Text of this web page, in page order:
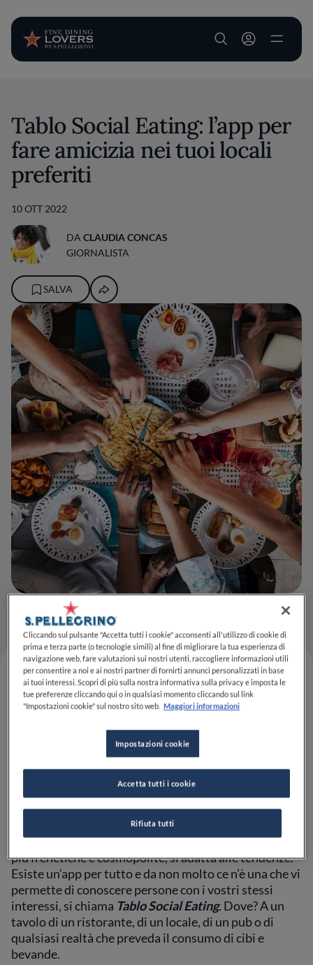
User account
iStockPhoto
Tablo Social Eating: l’app per
fare amicizia nei tuoi locali
preferiti
10 OTT 2022
DA CLAUDIA CONCAS
GIORNALISTA
SALVA
Quella di conoscersi sulle app è una tendenza più
internazionale che italiana, ma bisogna dire che piano
piano anche il nostro Paese, soprattutto nelle città
più frenetiche e cosmopolite, si adatta alle tendenze.
Esiste un’app per tutto e da non molto ce n’è una che vi
permette di conoscere persone con i vostri stessi
interessi, si chiama Tablo Social Eating. Dove? A un
tavolo di un ristorante, di un locale, di un pub o di
qualsiasi realtà che preveda il consumo di cibi e
bevande.
Cliccando sul pulsante "Accetta tutti i cookie" acconsenti all'utilizzo di cookie di
prima e terza parte (o tecnologie simili) al fine di migliorare la tua esperienza di
navigazione web, fare valutazioni sui nostri utenti, raccogliere informazioni utili
per consentire a noi e ai nostri partner di fornirti annunci personalizzati in base
ai tuoi interessi. Scopri di più sulla nostra informativa sulla privacy e imposta le
tue preferenze cliccando qui o in qualsiasi momento cliccando sul link
"Impostazioni cookie" sul nostro sito web. Maggiori informazioni
Impostazioni cookie
Rifiuta tutti
Accetta tutti i cookie